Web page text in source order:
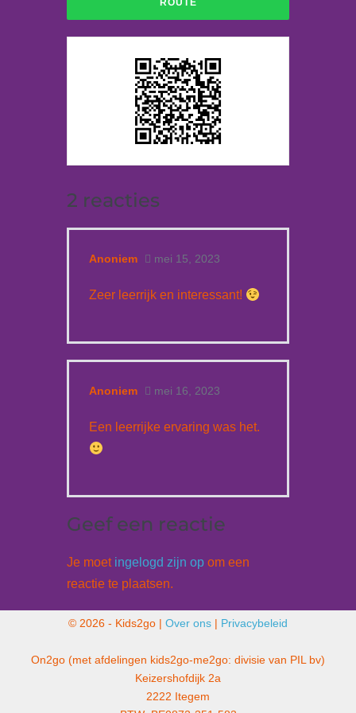
2 reacties
Anoniem mei 15, 2023
Zeer leerrijk en interessant!
Anoniem mei 16, 2023
Een leerrijke ervaring was het.
Geef een reactie
Je moet ingelogd zijn op om een
reactie te plaatsen.
© 2026 - Kids2go | Over ons | Privacybeleid
On2go (met afdelingen kids2go-me2go: divisie van PIL bv)
Keizershofdijk 2a
2222 Itegem